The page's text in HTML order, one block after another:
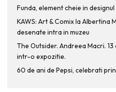
Funda, element cheie in
KAWS: Art & Comix la Albertina
desenate intra in muzeu
The Outsider. Andreea Macri.
intr-o expozitie.
60 de ani de Pepsi, celebrati